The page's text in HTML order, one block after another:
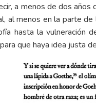
a menos de dos
al menos en la parte
hasta la vulneración
que haya idea justa